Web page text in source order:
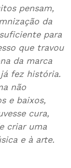
pensam,
da
para
que travou
da marca
fez história.
não
e baixos,
cura,
criar uma
e à arte.